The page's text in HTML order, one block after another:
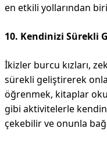
en etkili yollarından
10. Kendinizi Sürekli
İkizler burcu kızları,
sürekli geliştirerek
öğrenmek, kitaplar
gibi aktivitelerle
çekebilir ve onunla